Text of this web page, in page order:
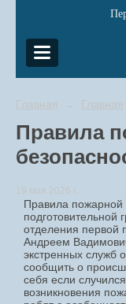
Главная → Главная
Правила
19 мая 2026 г.
Правила пожарной
подготовительной
отделения первой
Андреем
экстренных служб
сообщить о
себя если
возникновения